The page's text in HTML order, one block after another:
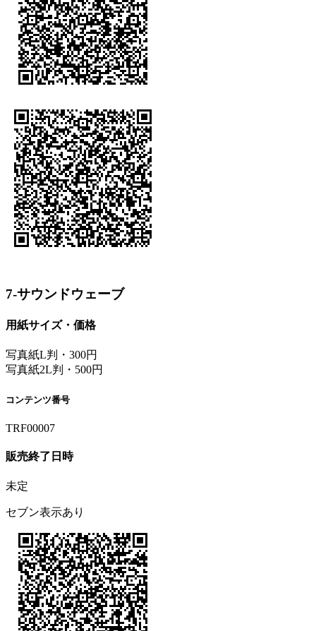
7-サウンドウェーブ
用紙サイズ・価格
写真紙L判・300円
写真紙2L判・500円
コンテンツ番号
TRF00007
販売終了日時
未定
セブン表示あり